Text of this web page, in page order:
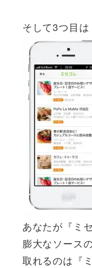
そして3つ目
あなたが『ミ
膨大なソース
取れるのは『